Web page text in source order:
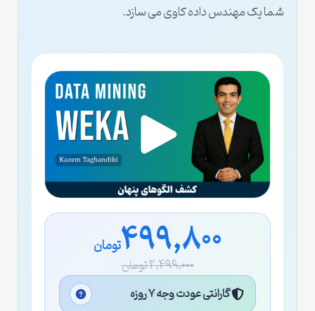
شما یک مهندس داده کاوی می سازد.
499,800تومان
2,499,000 تومان
گارانتی عودت وجه ۷ روزه